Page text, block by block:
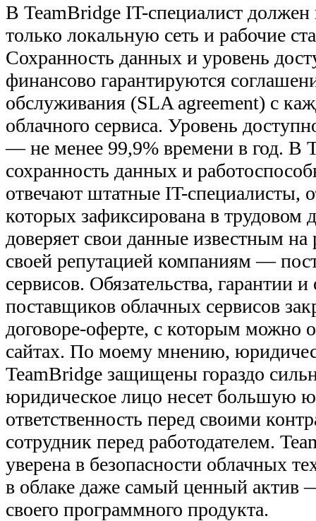
В TeamBridge IT-специалист должен
только локальную сеть и рабочие
Сохранность данных и уровень
финансово гарантируются
обслуживания (SLA agreement) с
облачного сервиса. Уровень
— не менее 99,9% времени в год. В
сохранность данных и
отвечают штатные IT-специалисты,
которых зафиксирована в трудовом
доверяет свои данные известным
своей репутацией компаниям —
сервисов. Обязательства, гарантии и
поставщиков облачных сервисов
договоре-оферте, с которым можно
сайтах. По моему мнению,
TeamBridge защищены гораздо
юридическое лицо несет большую
ответственность перед своими
сотрудник перед работодателем.
уверена в безопасности облачных
в облаке даже самый ценный актив
своего программного продукта.